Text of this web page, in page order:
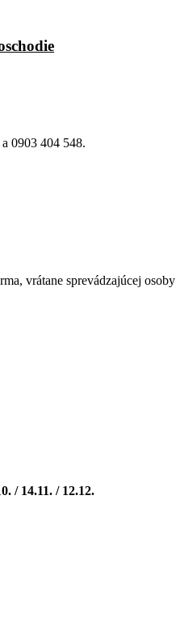
0903 404 548.
vrátane sprevádzajúcej osoby
/ 14.11. / 12.12.